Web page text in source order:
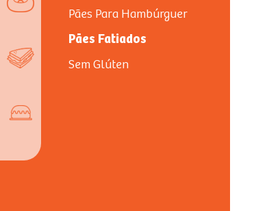
Pães Para Hambúrguer
Pães Fatiados
Sem Glúten